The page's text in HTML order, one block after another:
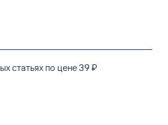
статьях по цене 39 ₽